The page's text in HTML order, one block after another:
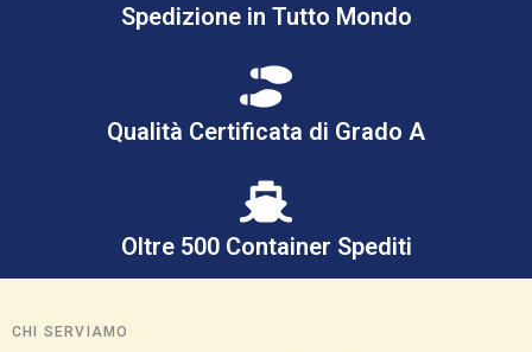
Spedizione in Tutto Mondo
Qualità Certificata di Grado A
Oltre 500 Container Spediti
CHI SERVIAMO